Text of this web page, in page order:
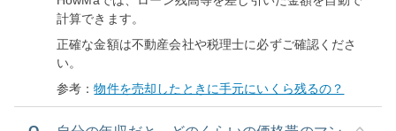
計算できます。
正確な金額は不動産会社や税理士に必ずご確認くださ
い。
参考：物件を売却したときに手元にいくら残るの？